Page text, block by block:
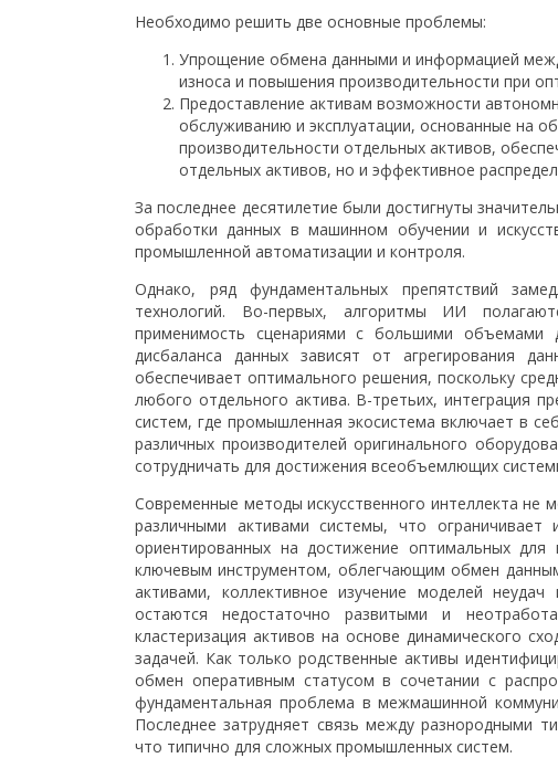
Необходимо решить две основные проблемы:
Упрощение обмена данными и информацией
износа и повышения производительности при
Предоставление активам возможности
обслуживанию и эксплуатации, основанные на
производительности отдельных активов,
отдельных активов, но и эффективное
За последнее десятилетие были достигнуты
обработки данных в машинном обучении и
промышленной автоматизации и контроля.
Однако, ряд фундаментальных препятствий
технологий. Во-первых, алгоритмы ИИ
применимость сценариями с большими объемами
дисбаланса данных зависят от агрегирования
обеспечивает оптимального решения, поскольку
любого отдельного актива. В-третьих, интеграция
систем, где промышленная экосистема включает в
различных производителей оригинального
сотрудничать для достижения всеобъемлющих
Современные методы искусственного интеллекта
различными активами системы, что
ориентированных на достижение оптимальных
ключевым инструментом, облегчающим обмен
активами, коллективное изучение моделей
остаются недостаточно развитыми и
кластеризация активов на основе динамического
задачей. Как только родственные активы
обмен оперативным статусом в сочетании с
фундаментальная проблема в межмашинной
Последнее затрудняет связь между разнородными
что типично для сложных промышленных систем.